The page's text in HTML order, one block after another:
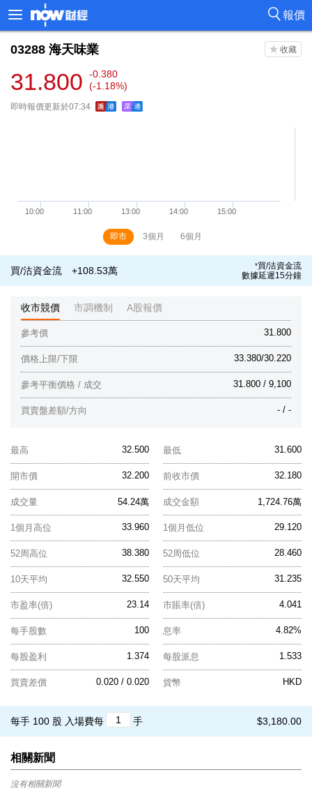
報價
03288 海天味業
31.800
-0.380
(-1.18%)
即時報價更新於07:34
即市 3個月 6個月
買/沽資金流 +108.53萬 *買/沽資金流
數據延遲15分鐘
收市競價 市調機制 A股報價
31.800
參考價
33.380/30.220
價格上限/下限
31.800 / 9,100
參考平衡價格 / 成交
- / -
買賣盤差額/方向
32.500
最高 31.600
最低
32.200
開市價 32.180
前收市價
54.24萬
成交量 1,724.76萬
成交金額
33.960
1個月高位 29.120
1個月低位
38.380
52周高位 28.460
52周低位
32.550
10天平均 31.235
50天平均
23.14
市盈率(倍) 4.041
市賬率(倍)
100
每手股數 4.82%
息率
1.374
每股盈利 1.533
每股派息
0.020 / 0.020
買賣差價 HKD
貨幣
$3,180.00
每手 100 股 入場費每 手
相關新聞
沒有相關新聞